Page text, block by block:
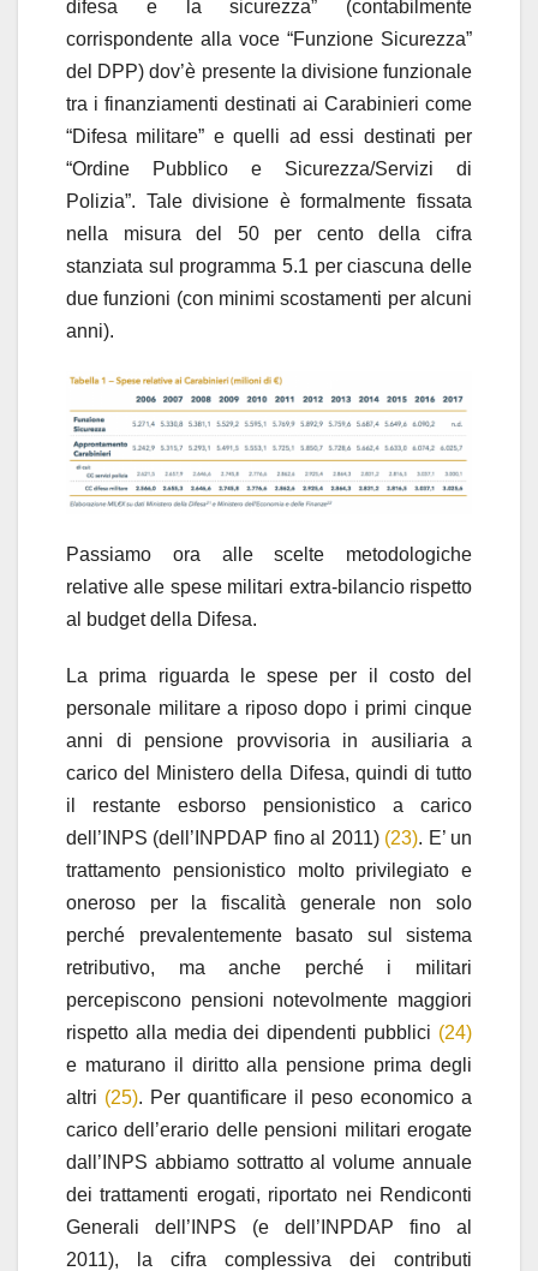
difesa e la sicurezza” (contabilmente
corrispondente alla voce “Funzione Sicurezza”
del DPP) dov’è presente la divisione funzionale
tra i finanziamenti destinati ai Carabinieri come
“Difesa militare” e quelli ad essi destinati per
“Ordine Pubblico e Sicurezza/Servizi di
Polizia”. Tale divisione è formalmente fissata
nella misura del 50 per cento della cifra
stanziata sul programma 5.1 per ciascuna delle
due funzioni (con minimi scostamenti per alcuni
anni).
Passiamo ora alle scelte metodologiche
relative alle spese militari extra-bilancio rispetto
al budget della Difesa.
La prima riguarda le spese per il costo del
personale militare a riposo dopo i primi cinque
anni di pensione provvisoria in ausiliaria a
carico del Ministero della Difesa, quindi di tutto
il restante esborso pensionistico a carico
dell’INPS (dell’INPDAP fino al 2011) (23). E’ un
trattamento pensionistico molto privilegiato e
oneroso per la fiscalità generale non solo
perché prevalentemente basato sul sistema
retributivo, ma anche perché i militari
percepiscono pensioni notevolmente maggiori
rispetto alla media dei dipendenti pubblici (24)
e maturano il diritto alla pensione prima degli
altri (25). Per quantificare il peso economico a
carico dell’erario delle pensioni militari erogate
dall’INPS abbiamo sottratto al volume annuale
dei trattamenti erogati, riportato nei Rendiconti
Generali dell’INPS (e dell’INPDAP fino al
2011), la cifra complessiva dei contributi